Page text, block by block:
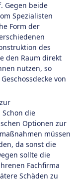
Gegen beide
Spezialisten
Form der
des
den Raum direkt
nutzen, so
von
die
Optionen zur
müssen
da sonst die
sollte die
Fachfirma
Schäden zu